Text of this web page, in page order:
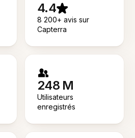
4.4
8 200+ avis sur
Capterra
248 M
Utilisateurs
enregistrés